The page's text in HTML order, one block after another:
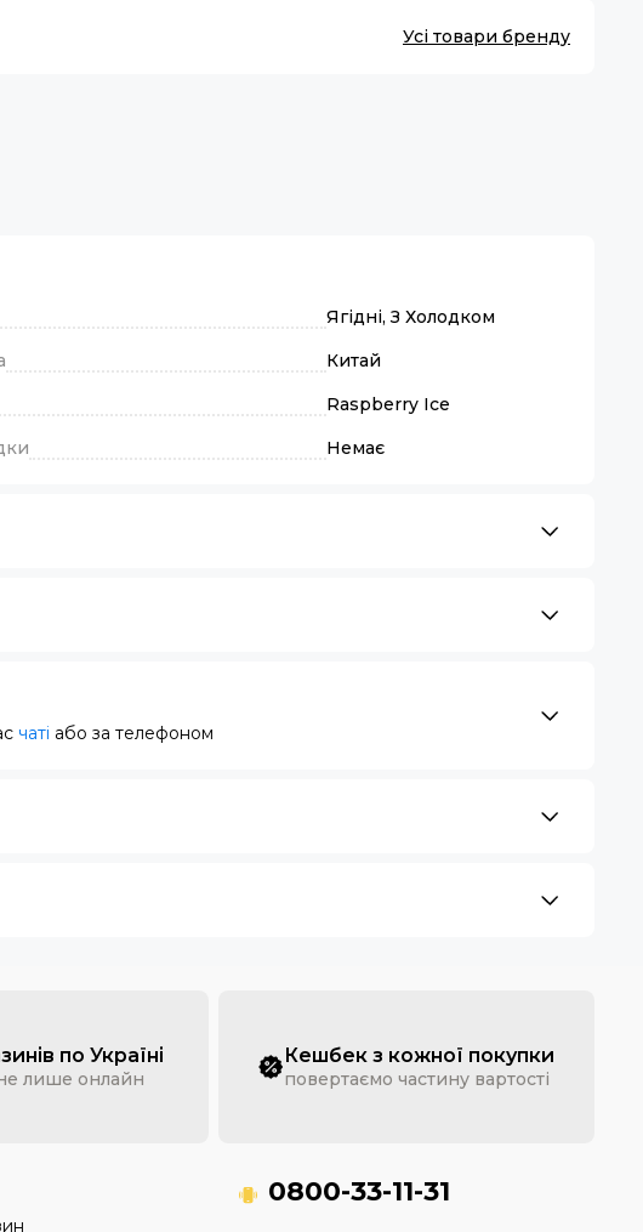
Усі товари бренду
Ягідні, З Холодком
Китай
Raspberry Ice
Немає
чаті або за телефоном
по Україні
лише онлайн
Кешбек з кожної покупки
повертаємо частину вартості
0800-33-11-31